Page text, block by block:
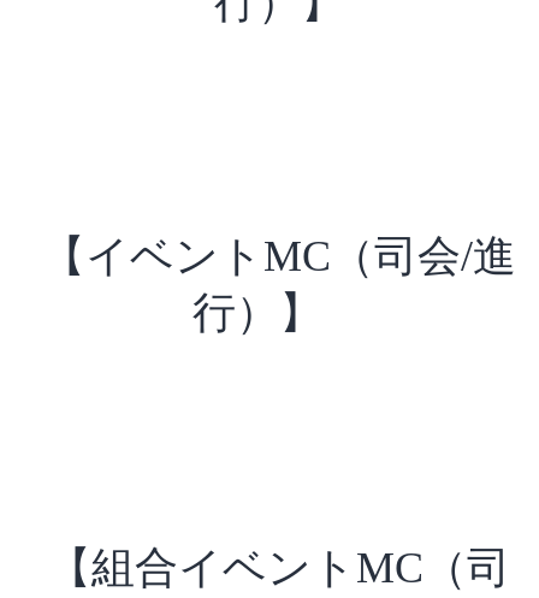
【イベントMC（司会/進
行）】
【組合イベントMC（司